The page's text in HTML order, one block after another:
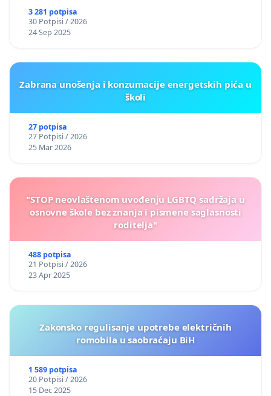
3 281 potpisa
30 Potpisi / 2026
24 Sep 2025
Zabrana unošenja i konzumacije energetskih pića u
školi
27 potpisa
27 Potpisi / 2026
25 Mar 2026
"STOP neovlaštenom uvođenju LGBTQ sadržaja u
osnovne škole bez znanja i pismene saglasnosti
roditelja"
488 potpisa
21 Potpisi / 2026
23 Apr 2025
Zakonsko regulisanje upotrebe električnih
romobila u saobraćaju BiH
1 589 potpisa
20 Potpisi / 2026
15 Dec 2025